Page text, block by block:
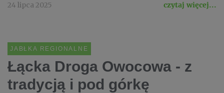
24 lipca 2025 czytaj więcej...
JABŁKA REGIONALNE
Łącka Droga Owocowa - z
tradycją i pod górkę